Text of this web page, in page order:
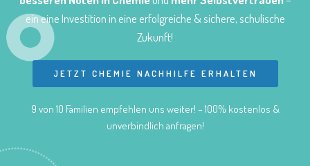
ein eine Investition in eine erfolgreiche & sichere, schulische
Zukunft!
JETZT CHEMIE NACHHILFE ERHALTEN
9 von 10 Familien empfehlen uns weiter! – 100% kostenlos &
unverbindlich anfragen!